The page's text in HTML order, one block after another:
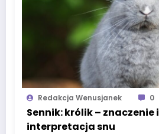
Redakcja Wenusjanek 0
Sennik: królik – znaczenie i
interpretacja snu